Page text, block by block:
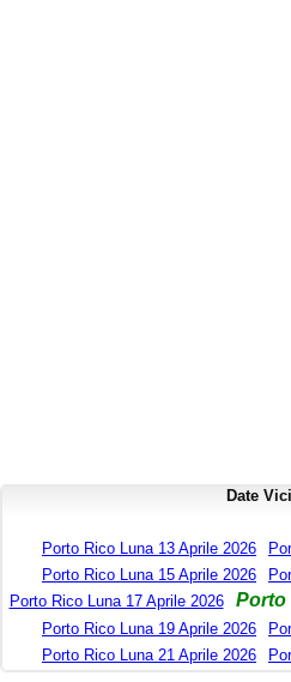
Date
Porto Rico Luna 13 Aprile 2026
Porto Rico Luna 15 Aprile 2026
Porto Rico Luna 17 Aprile 2026
Porto
Porto Rico Luna 19 Aprile 2026
Porto Rico Luna 21 Aprile 2026